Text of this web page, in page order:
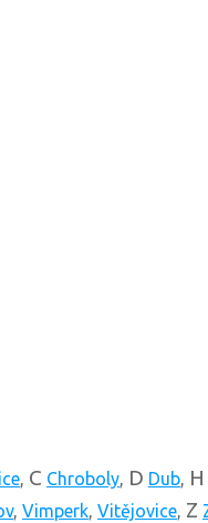
, C Chroboly, D Dub, H
, Vimperk, Vitějovice, Z